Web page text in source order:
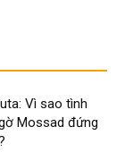
Vì sao tình
Mossad đứng